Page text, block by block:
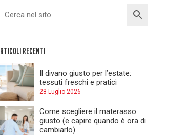
RECENTI
Il divano giusto per l’estate:
tessuti freschi e pratici
28 Luglio 2026
Come scegliere il materasso
giusto (e capire quando è ora di
cambiarlo)